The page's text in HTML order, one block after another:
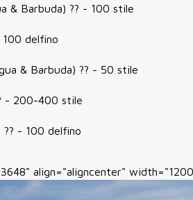
& Barbuda) ?? - 100 stile
100 delfino
& Barbuda) ?? - 50 stile
- 200-400 stile
- 100 delfino
align="aligncenter"